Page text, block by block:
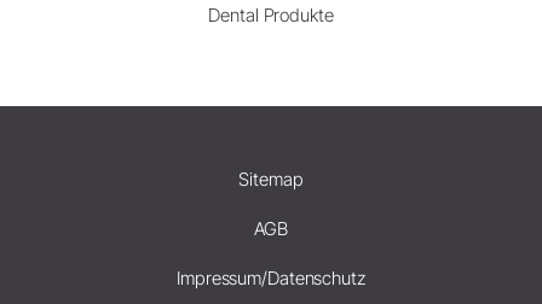
Dental Produkte
Sitemap
AGB
Impressum/Datenschutz